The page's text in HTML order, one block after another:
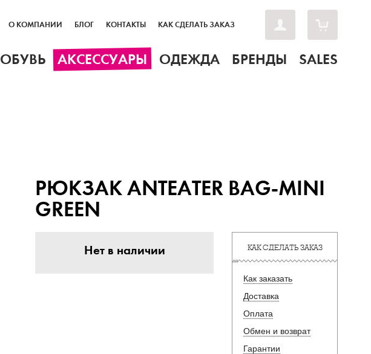
О КОМПАНИИ БЛОГ КОНТАКТЫ КАК СДЕЛАТЬ ЗАКАЗ
ОБУВЬ АКСЕССУАРЫ ОДЕЖДА БРЕНДЫ SALES
РЮКЗАК ANTEATER BAG-MINI
GREEN
Нет в наличии КАК СДЕЛАТЬ ЗАКАЗ
Как заказать
Доставка
Оплата
Обмен и возврат
Гарантии